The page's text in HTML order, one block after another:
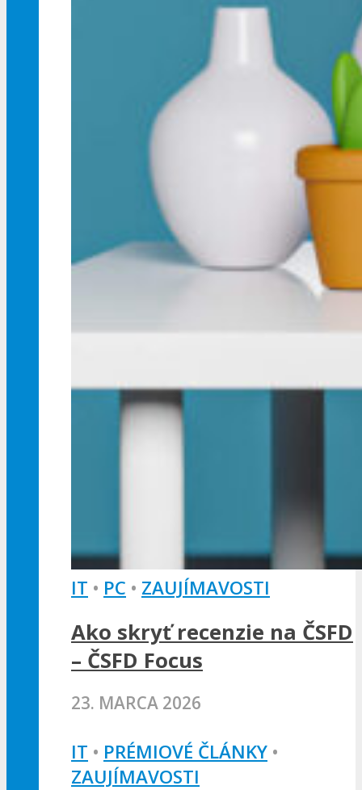
IT • PC • ZAUJÍMAVOSTI
Ako skryť recenzie na ČSFD
– ČSFD Focus
23. MARCA 2026
IT • PRÉMIOVÉ ČLÁNKY •
ZAUJÍMAVOSTI